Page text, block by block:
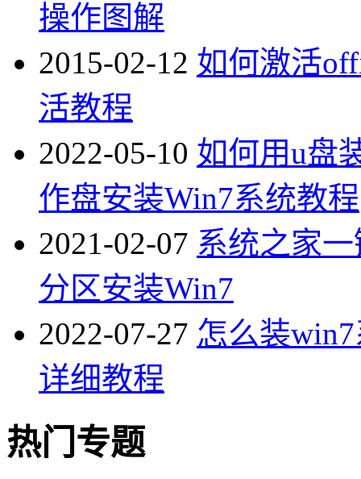
操作图解
2015-02-12 如何激活
活教程
2022-05-10 如何用u盘
作盘安装Win7系统教程
2021-02-07 系统之家
分区安装Win7
2022-07-27 怎么装
详细教程
热门专题